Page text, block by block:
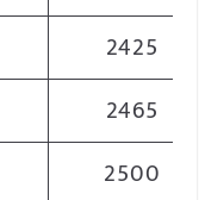
2425
2465
2500